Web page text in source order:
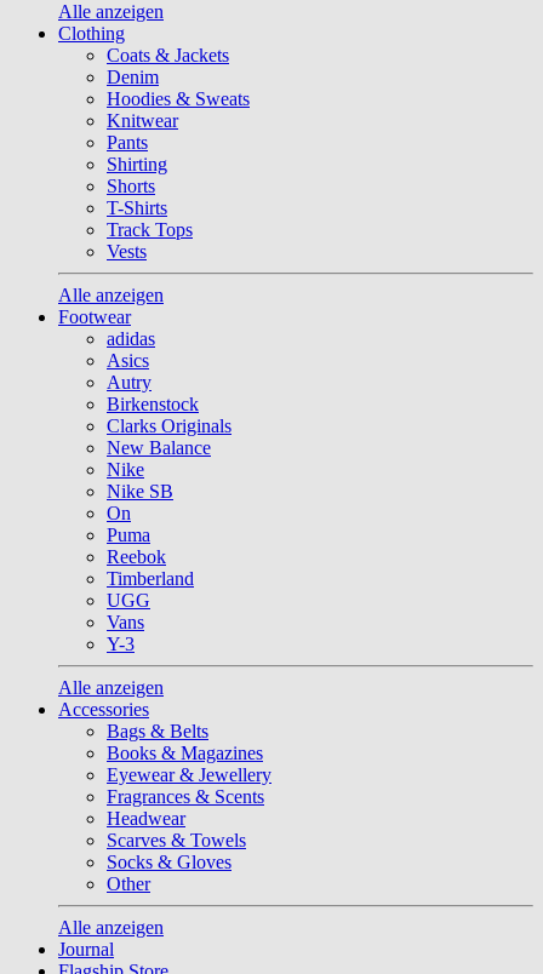
Alle anzeigen
Clothing
Coats & Jackets
Denim
Hoodies & Sweats
Knitwear
Pants
Shirting
Shorts
T-Shirts
Track Tops
Vests
Alle anzeigen
Footwear
adidas
Asics
Autry
Birkenstock
Clarks Originals
New Balance
Nike
Nike SB
On
Puma
Reebok
Timberland
UGG
Vans
Y-3
Alle anzeigen
Accessories
Bags & Belts
Books & Magazines
Eyewear & Jewellery
Fragrances & Scents
Headwear
Scarves & Towels
Socks & Gloves
Other
Alle anzeigen
Journal